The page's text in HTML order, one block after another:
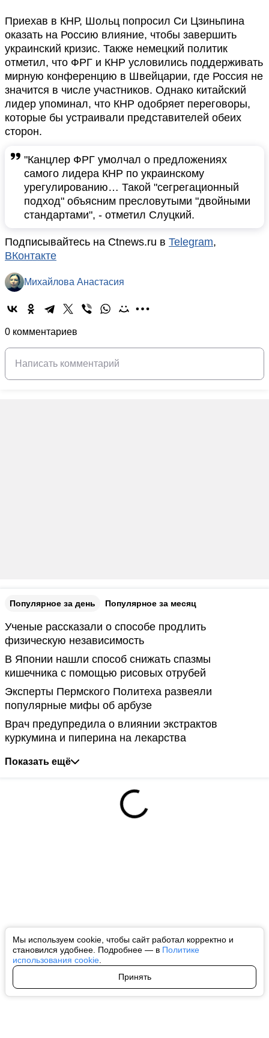
Мы используем cookie, чтобы сайт работал корректно и
становился удобнее. Подробнее — в Политике
использования cookie
Принять
Приехав в КНР, Шольц попросил Си Цзиньпина
оказать на Россию влияние, чтобы завершить
украинский кризис. Также немецкий политик
отметил, что ФРГ и КНР условились поддерживать
мирную конференцию в Швейцарии, где Россия не
значится в числе участников. Однако китайский
лидер упоминал, что КНР одобряет переговоры,
которые бы устраивали представителей обеих
сторон.
"Канцлер ФРГ умолчал о предложениях
самого лидера КНР по украинскому
урегулированию… Такой "сегрегационный
подход" объясним пресловутыми "двойными
стандартами", - отметил Слуцкий.
Подписывайтесь на Ctnews.ru в Telegram,
ВКонтакте
Михайлова Анастасия
0 комментариев
Популярное за день Популярное за месяц
Ученые рассказали о способе продлить
физическую независимость
В Японии нашли способ снижать спазмы
кишечника с помощью рисовых отрубей
Эксперты Пермского Политеха развеяли
популярные мифы об арбузе
Врач предупредила о влиянии экстрактов
куркумина и пиперина на лекарства
Показать ещё